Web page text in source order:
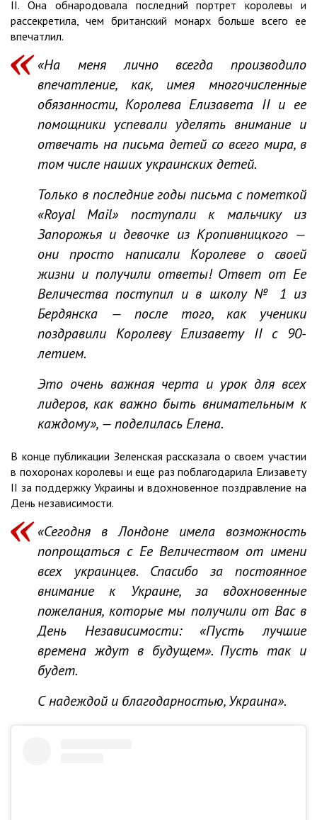
II. Она обнародовала последний портрет королевы и
рассекретила, чем британский монарх больше всего ее
впечатлил.
«На меня лично всегда производило
впечатление, как, имея многочисленные
обязанности, Королева Елизавета ІІ и ее
помощники успевали уделять внимание и
отвечать на письма детей со всего мира, в
том числе наших украинских детей.
Только в последние годы письма с пометкой
«Royal Мail» поступали к мальчику из
Запорожья и девочке из Кропивницкого —
они просто написали Королеве о своей
жизни и получили ответы! Ответ от Ее
Величества поступил и в школу № 1 из
Бердянска — после того, как ученики
поздравили Королеву Елизавету II с 90-
летием.
Это очень важная черта и урок для всех
лидеров, как важно быть внимательным к
каждому», — поделилась Елена.
В конце публикации Зеленская рассказала о своем участии
в похоронах королевы и еще раз поблагодарила Елизавету
II за поддержку Украины и вдохновенное поздравление на
День независимости.
«Сегодня в Лондоне имела возможность
попрощаться с Ее Величеством от имени
всех украинцев. Спасибо за постоянное
внимание к Украине, за вдохновенные
пожелания, которые мы получили от Вас в
День Независимости: «Пусть лучшие
времена ждут в будущем». Пусть так и
будет.
С надеждой и благодарностью, Украина».